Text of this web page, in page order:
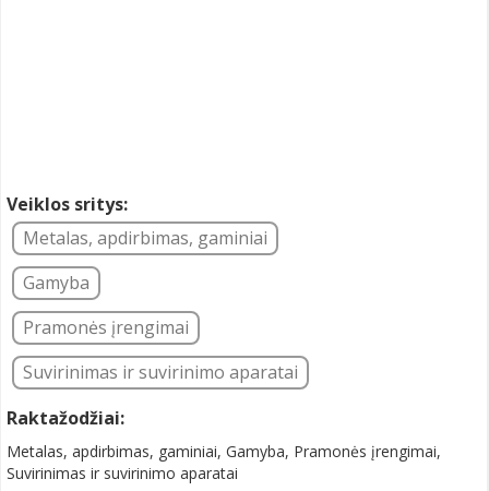
Veiklos sritys:
Metalas, apdirbimas, gaminiai
Gamyba
Pramonės įrengimai
Suvirinimas ir suvirinimo aparatai
Raktažodžiai:
Metalas, apdirbimas, gaminiai, Gamyba, Pramonės įrengimai,
Suvirinimas ir suvirinimo aparatai